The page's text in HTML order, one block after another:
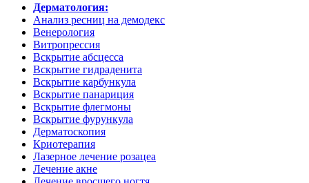
Дерматология:
Анализ ресниц на демодекс
Венерология
Витропрессия
Вскрытие абсцесса
Вскрытие гидраденита
Вскрытие карбункула
Вскрытие панариция
Вскрытие флегмоны
Вскрытие фурункула
Дерматоскопия
Криотерапия
Лазерное лечение розацеа
Лечение акне